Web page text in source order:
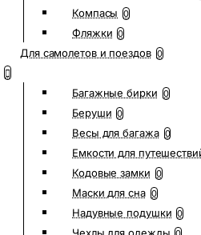
Компасы 0
Фляжки 0
Для самолетов и поездов 0
Багажные бирки 0
Беруши 0
Весы для багажа 0
Емкости для
Кодовые замки 0
Маски для сна 0
Надувные подушки 0